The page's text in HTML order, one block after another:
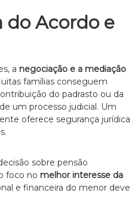
Acordo e
a negociação e a mediação
famílias conseguem
do padrasto ou da
um processo judicial. Um
oferece segurança jurídica
sobre pensão
foco no melhor interesse da
e financeira do menor deve